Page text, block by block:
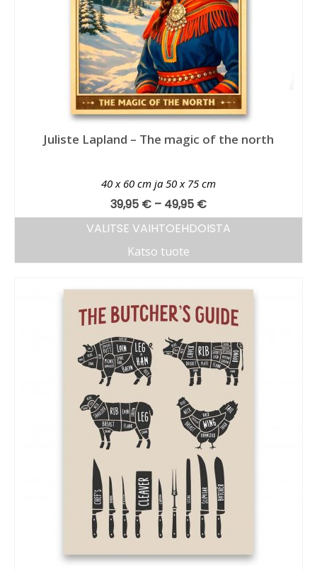
Juliste Lapland – The magic of the north
40 x 60 cm ja 50 x 75 cm
39,95 € – 49,95 €
VALITSE VAIHTOEHDOISTA
Katso tuote